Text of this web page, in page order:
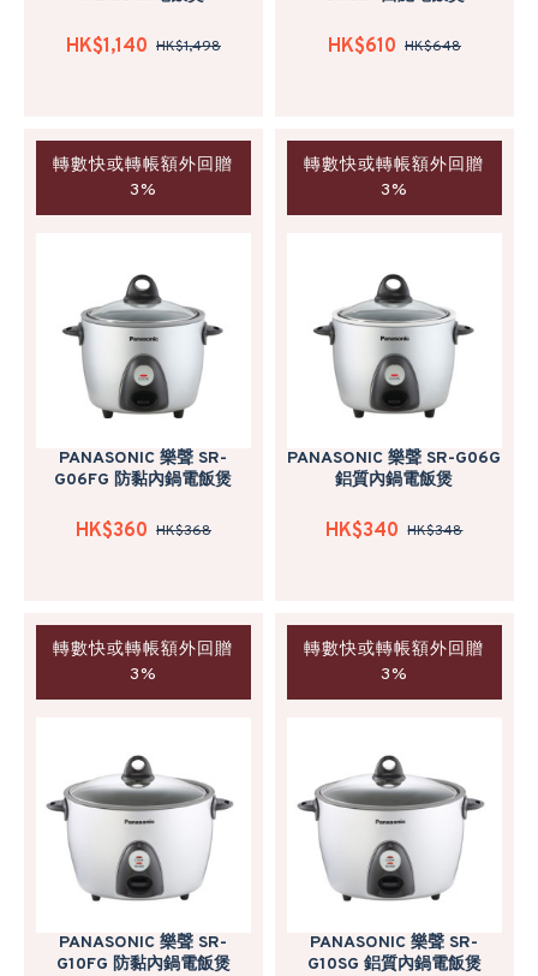
HK$1,140 HK$1,498 HK$610 HK$648
轉數快或轉帳額外回贈
3%
PANASONIC 樂聲 SR-
G06FG 防黏內鍋電飯煲
HK$360 HK$368
轉數快或轉帳額外回贈
3%
PANASONIC 樂聲 SR-G06G
鋁質內鍋電飯煲
HK$340 HK$348
轉數快或轉帳額外回贈
3%
PANASONIC 樂聲 SR-
G10FG 防黏內鍋電飯煲
轉數快或轉帳額外回贈
3%
PANASONIC 樂聲 SR-
G10SG 鋁質內鍋電飯煲